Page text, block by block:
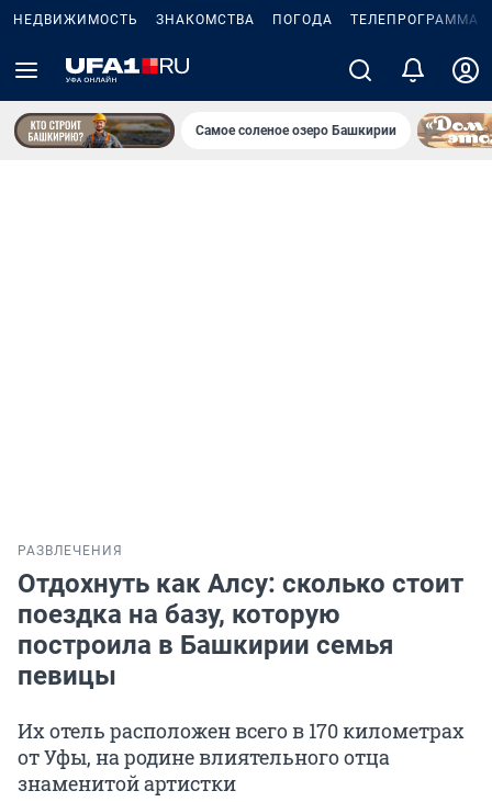
НЕДВИЖИМОСТЬ ЗНАКОМСТВА ПОГОДА ТЕЛЕПРОГРАММА
Самое соленое озеро Башкирии
РАЗВЛЕЧЕНИЯ
Отдохнуть как Алсу: сколько стоит
поездка на базу, которую
построила в Башкирии семья
певицы
Их отель расположен всего в 170 километрах
от Уфы, на родине влиятельного отца
знаменитой артистки